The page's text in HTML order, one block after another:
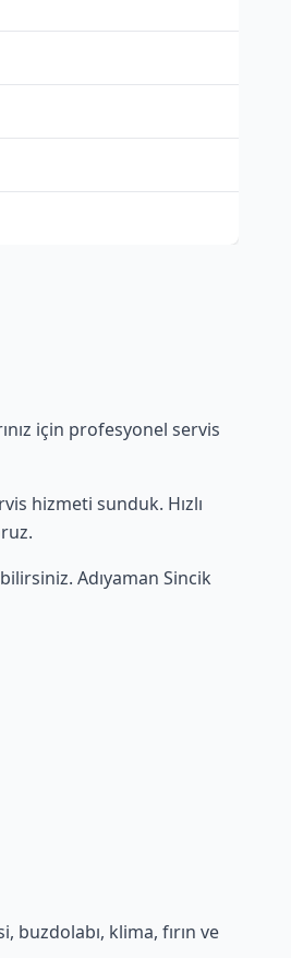
için profesyonel servis
hizmeti sunduk. Hızlı
Adıyaman Sincik
buzdolabı, klima, fırın ve